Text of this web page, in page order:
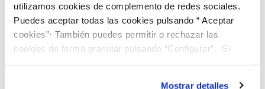
utilizamos cookies de complemento de redes sociales.
Puedes aceptar todas las cookies pulsando “ Aceptar
cookies”· También puedes permitir o rechazar las
cookies de forma granular pulsando “Configurar”. Si
Mostrar detalles